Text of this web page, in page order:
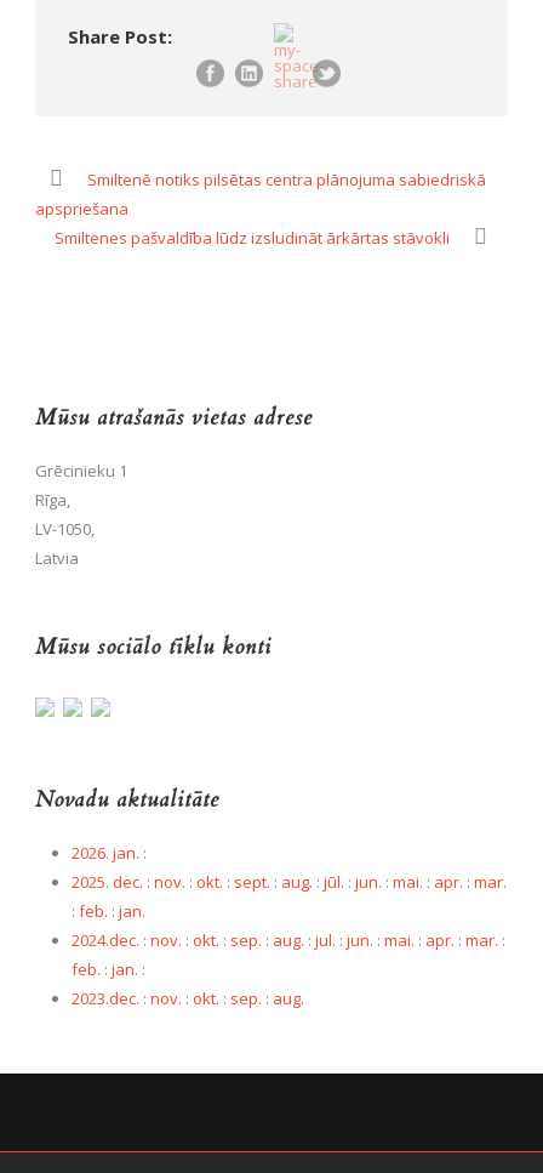
Share Post:
Smiltenē notiks pilsētas centra plānojuma sabiedriskā
apspriešana
Smiltenes pašvaldība lūdz izsludināt ārkārtas stāvokli
Mūsu atrašanās vietas adrese
Grēcinieku 1
Rīga,
LV-1050,
Latvia
Mūsu sociālo tīklu konti
Novadu aktualitāte
2026. jan. :
2025. dec. : nov. : okt. : sept. : aug. : jūl. : jun. : mai. : apr. : mar.
: feb. : jan.
2024.dec. : nov. : okt. : sep. : aug. : jul. : jun. : mai. : apr. : mar. :
feb. : jan. :
2023.dec. : nov. : okt. : sep. : aug.